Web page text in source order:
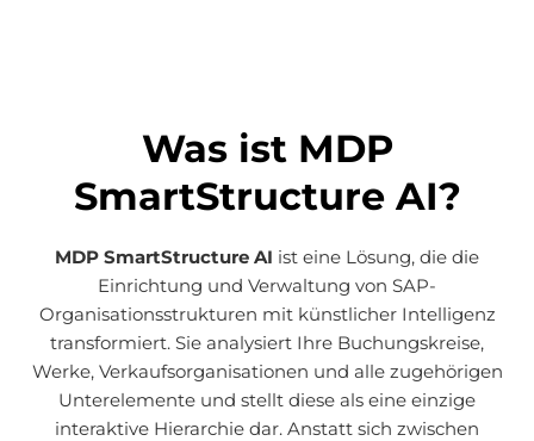
Was ist MDP
SmartStructure AI?
MDP SmartStructure AI ist eine Lösung, die die
Einrichtung und Verwaltung von SAP-
Organisationsstrukturen mit künstlicher Intelligenz
transformiert. Sie analysiert Ihre Buchungskreise,
Werke, Verkaufsorganisationen und alle zugehörigen
Unterelemente und stellt diese als eine einzige
interaktive Hierarchie dar. Anstatt sich zwischen